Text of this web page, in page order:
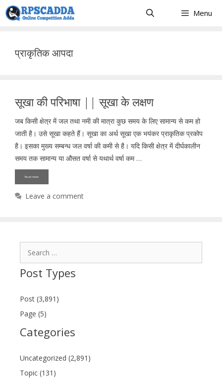
Skip
to
Menu
प्राकृतिक आपदा
सूखा की परिभाषा || सूखा के लक्षण
जब किसी क्षेत्र में जल तथा नमी की मात्रा कुछ समय के लिए सामान्य से कम हो
जाती है। उसे सूखा कहते हैं। सूखा का अर्थ सूखा एक भयंकर प्राकृतिक प्रकोप
है। इसका मुख्य सम्बन्ध जल वर्षा की कमी से है। यदि किसी क्षेत्र में दीर्घकालीन
समय तक सामान्य या औसत वर्षा से यथार्थ वर्षा कम …
Read more
Leave a comment
Post Types
Post (3,891)
Page (5)
Categories
Uncategorized (2,891)
Topic (131)